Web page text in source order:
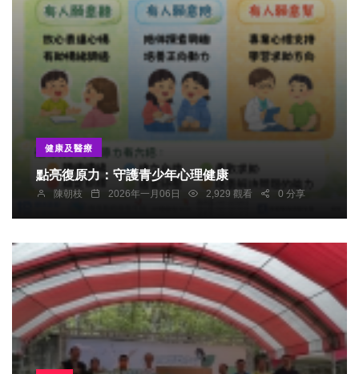
健康及醫療
點亮復原力：守護青少年心理健康
陳朝枝 2026年一月06日 2,929 觀看 0 分享